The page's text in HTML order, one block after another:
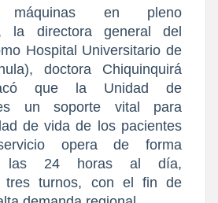
en pleno
la directora general del
Hospital Universitario de
doctora Chiquinquirá
que la Unidad de
un soporte vital para
de vida de los pacientes
opera de forma
las 24 horas al día,
tres turnos, con el fin de